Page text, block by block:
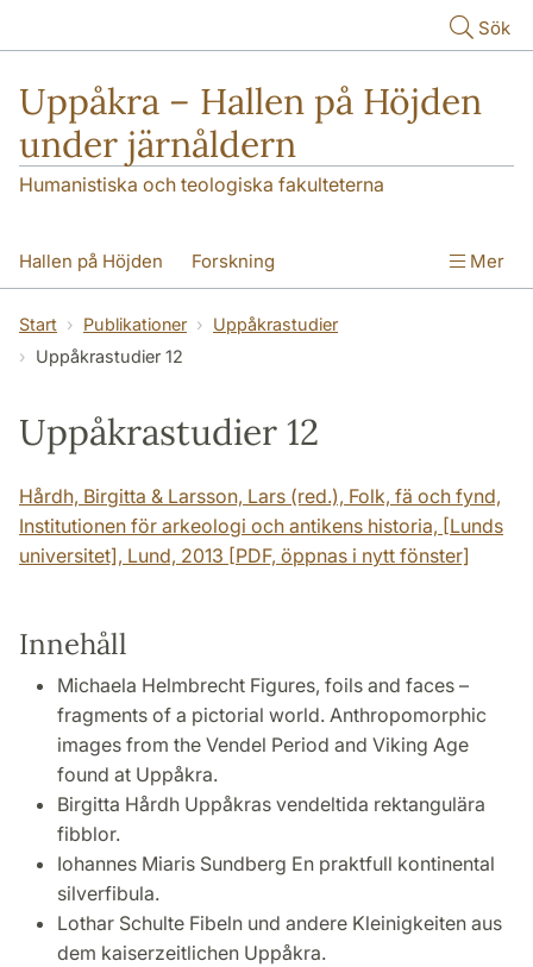
Sök
Uppåkra – Hallen på Höjden
under järnåldern
Humanistiska och teologiska fakulteterna
Hallen på Höjden Forskning
Publikationer Uppåkra i media
Seminarieundersökningar
Mer
Start Publikationer
Uppåkrastudier
Uppåkrastudier 12
Uppåkrastudier 12
Hårdh, Birgitta & Larsson, Lars (red.), Folk, fä och fynd,
Institutionen för arkeologi och antikens historia, [Lunds
universitet], Lund, 2013 [PDF, öppnas i nytt fönster]
Innehåll
Michaela Helmbrecht Figures, foils and faces –
fragments of a pictorial world. Anthropomorphic
images from the Vendel Period and Viking Age
found at Uppåkra.
Birgitta Hårdh Uppåkras vendeltida rektangulära
fibblor.
Iohannes Miaris Sundberg En praktfull kontinental
silverfibula.
Lothar Schulte Fibeln und andere Kleinigkeiten aus
dem kaiserzeitlichen Uppåkra.